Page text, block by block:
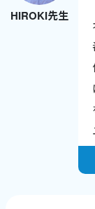
HIROKI先生